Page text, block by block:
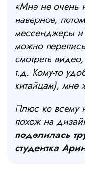
«Мне не очень
наверное,
мессенджеры и
можно
смотреть
т.д. Кому-то
китайцам), мне
Плюс ко всему
похож на
поделилась
студентка